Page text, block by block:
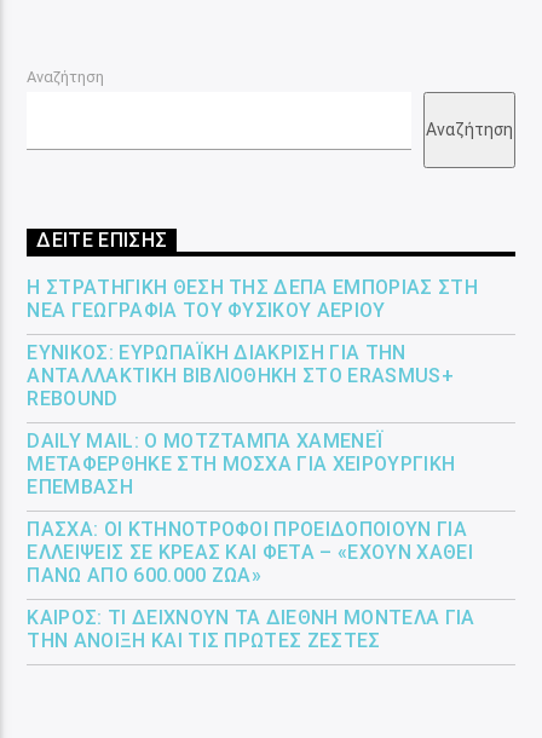
Αναζήτηση
Αναζήτηση
ΔΕΙΤΕ ΕΠΙΣΗΣ
Η ΣΤΡΑΤΗΓΙΚΉ ΘΈΣΗ ΤΗΣ ΔΕΠΑ ΕΜΠΟΡΊΑΣ ΣΤΗ
ΝΈΑ ΓΕΩΓΡΑΦΊΑ ΤΟΥ ΦΥΣΙΚΟΎ ΑΕΡΊΟΥ
ΕΎΝΙΚΟΣ: ΕΥΡΩΠΑΪΚΉ ΔΙΆΚΡΙΣΗ ΓΙΑ ΤΗΝ
ΑΝΤΑΛΛΑΚΤΙΚΉ ΒΙΒΛΙΟΘΉΚΗ ΣΤΟ ERASMUS+
REBOUND
DAILY MAIL: Ο ΜΟΤΖΤΆΜΠΑ ΧΑΜΕΝΕΪ́
ΜΕΤΑΦΈΡΘΗΚΕ ΣΤΗ ΜΌΣΧΑ ΓΙΑ ΧΕΙΡΟΥΡΓΙΚΉ
ΕΠΈΜΒΑΣΗ
ΠΆΣΧΑ: ΟΙ ΚΤΗΝΟΤΡΌΦΟΙ ΠΡΟΕΙΔΟΠΟΙΟΎΝ ΓΙΑ
ΕΛΛΕΊΨΕΙΣ ΣΕ ΚΡΈΑΣ ΚΑΙ ΦΈΤΑ – «ΈΧΟΥΝ ΧΑΘΕΊ
ΠΆΝΩ ΑΠΌ 600.000 ΖΏΑ»
ΚΑΙΡΌΣ: ΤΙ ΔΕΊΧΝΟΥΝ ΤΑ ΔΙΕΘΝΉ ΜΟΝΤΈΛΑ ΓΙΑ
ΤΗΝ ΆΝΟΙΞΗ ΚΑΙ ΤΙΣ ΠΡΏΤΕΣ ΖΈΣΤΕΣ